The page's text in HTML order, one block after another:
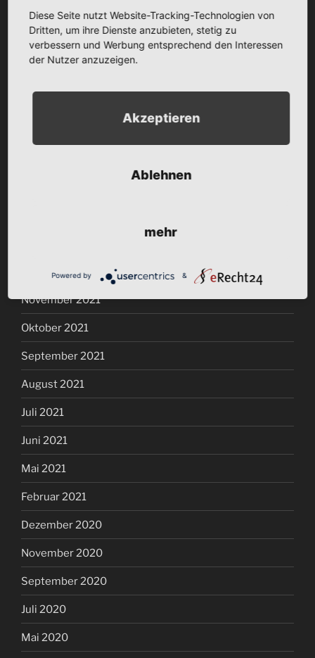
Oktober 2022
September 2022
Dezember 2021
November 2021
Oktober 2021
September 2021
August 2021
Juli 2021
Juni 2021
Mai 2021
Februar 2021
Dezember 2020
November 2020
September 2020
Juli 2020
Mai 2020
Diese Seite nutzt Website-Tracking-Technologien von
Dritten, um ihre Dienste anzubieten, stetig zu
verbessern und Werbung entsprechend den Interessen
der Nutzer anzuzeigen.
Akzeptieren
Ablehnen
mehr
Powered by &